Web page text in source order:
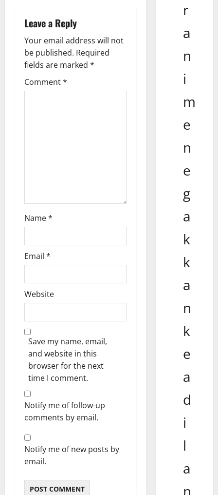
i
g
a
t
i
Leave a Reply
Your email address will not
be published. Required
fields are marked *
Comment*
Name*
Email *
Website
Save my name, email,
and website in this
browser for the next
time I comment.
Notify me of follow-up
comments by email.
Notify me of new posts by
email.
r
a
n
i
m
e
n
e
g
a
k
k
a
n
k
e
a
d
i
l
a